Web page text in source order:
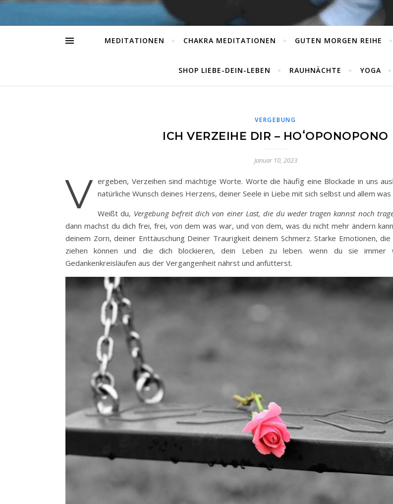
MEDITATIONEN CHAKRA MEDITATIONEN GUTEN MORGEN REIHE
SHOP LIEBE-DEIN-LEBEN RAUHNÄCHTE YOGA
VERGEBUNG
ICH VERZEIHE DIR – HOʻOPONOPONO
Januar 10, 2023
V ergeben, Verzeihen sind mächtige Worte. Worte die häufig eine Blockade in uns
natürliche Wunsch deines Herzens, deiner Seele in Liebe mit sich selbst und allem
Weißt du, Vergebung befreit dich von einer Last, die du weder tragen kannst noch
dann machst du dich frei, frei, von dem was war, und von dem, was du nicht mehr ändern
deinem Zorn, deiner Enttäuschung Deiner Traurigkeit deinem Schmerz. Starke Emotionen,
ziehen können und die dich blockieren, dein Leben zu leben. wenn du sie immer
Gedankenkreisläufen aus der Vergangenheit nährst und anfütterst.